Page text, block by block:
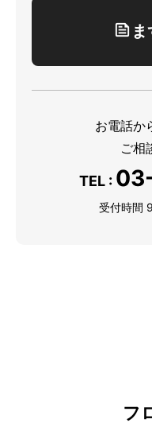
お電話か
ご相
TEL :
受付時間
フ